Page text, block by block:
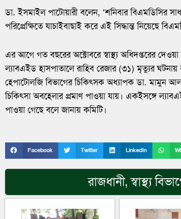
ডা. ইসমাইল পাটোয়ারী বলেন, ‘শনিবার বিএমডিসির
পরিপ্রেক্ষিতে যাচাইবাছাই করে এই সিদ্ধান্ত নিয়েছে
এর আগে গত বছরের অক্টোবরে স্বাস্থ্য অধিদপ্তরের দেওয়া
ল্যাবএইড হাসপাতালে রাহিব রেজার (৩১) মৃত্যুর ঘটনায়
হেপাটোলজি বিভাগের চিকিৎসক অধ্যাপক ডা. মামুন আল
চিকিৎসা অবহেলার প্রমাণ পাওয়া যায়। একইসঙ্গে
পাওয়া গেছে বলে জানায় কমিটি।
Facebook Twitter LinkedIn
রাজধানী,স্বাস্থ্য